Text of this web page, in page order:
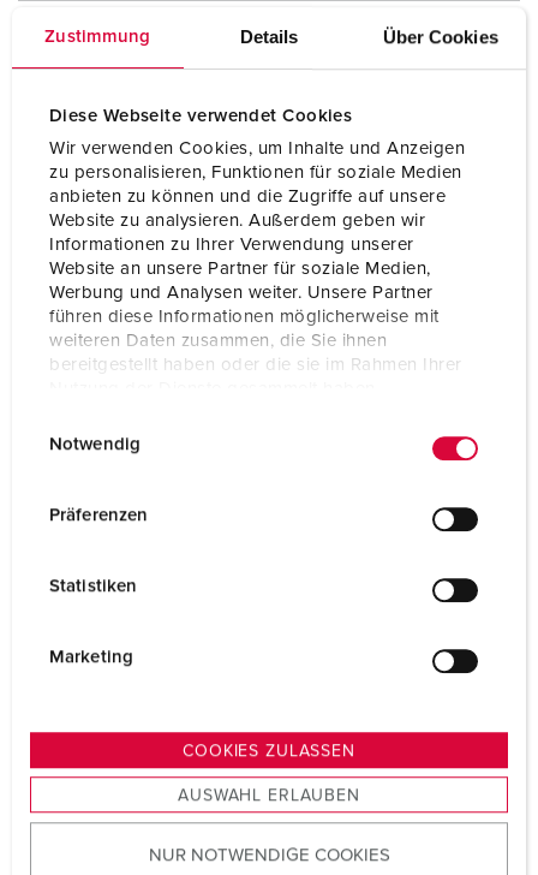
Zustimmung Details Über Cookies
Diese Webseite verwendet Cookies
Wir verwenden Cookies, um Inhalte und Anzeigen
zu personalisieren, Funktionen für soziale Medien
anbieten zu können und die Zugriffe auf unsere
Website zu analysieren. Außerdem geben wir
Informationen zu Ihrer Verwendung unserer
Website an unsere Partner für soziale Medien,
Werbung und Analysen weiter. Unsere Partner
führen diese Informationen möglicherweise mit
weiteren Daten zusammen, die Sie ihnen
bereitgestellt haben oder die sie im Rahmen Ihrer
s
u
Notwendig
Präferenzen
Statistiken
Marketing
COOKIES ZULASSEN
AUSWAHL ERLAUBEN
NUR NOTWENDIGE COOKIES
hochwärmebeständige Kontaktträger
vernickelte Kontakte
Gewicht 280 g
Prüfzeichen
CB Zertifikat
VDE